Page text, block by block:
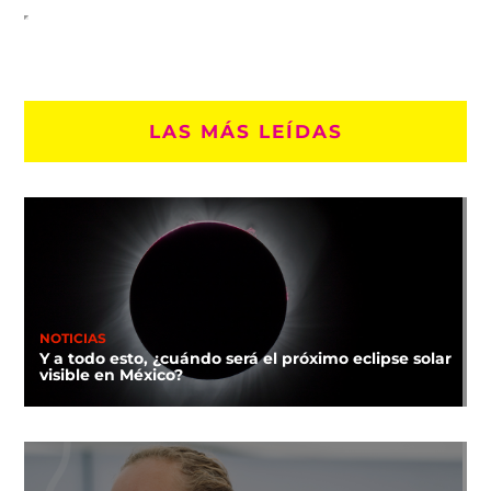
LAS MÁS LEÍDAS
NOTICIAS
Y a todo esto, ¿cuándo será el próximo eclipse solar
visible en México?